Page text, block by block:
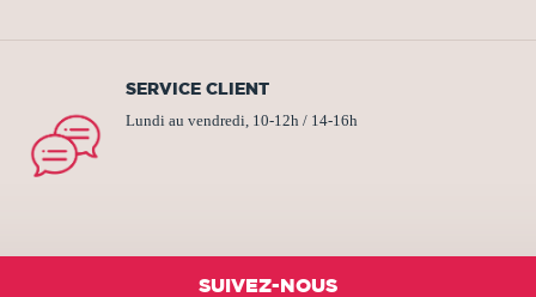
SERVICE CLIENT
Lundi au vendredi, 10-12h / 14-16h
SUIVEZ-NOUS